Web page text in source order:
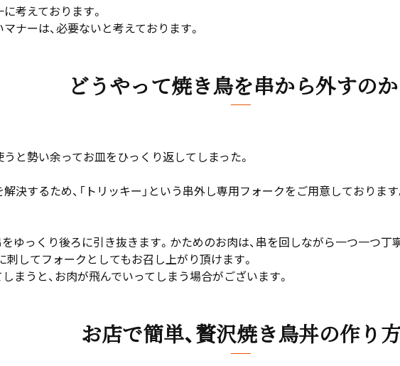
考えております。
ナーは、必要ないと考えております。
どうやって焼き鳥を串から外すのか
と勢い余ってお皿をひっくり返してしまった。
決するため、「トリッキー」という串外し専用フォークをご用意しております
ゆっくり後ろに引き抜きます。かためのお肉は、串を回しながら一つ一つ丁
してフォークとしてもお召し上がり頂けます。
まうと、お肉が飛んでいってしまう場合がございます。
お店で簡単、贅沢焼き鳥丼の作り